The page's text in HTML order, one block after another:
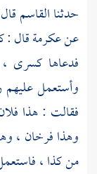
حدثناالقاسم
عنعكرمةقال :
فدعاهاكسرى ،
وأستعمل
فقالت : هذا
وهذافرخان ،
من كذا ،